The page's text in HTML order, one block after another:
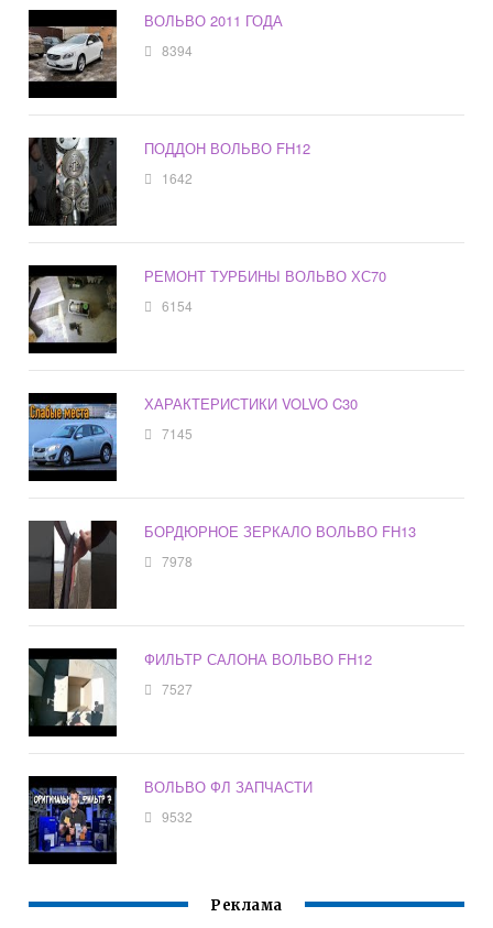
ВОЛЬВО 2011 ГОДА
8394
ПОДДОН ВОЛЬВО FH12
1642
РЕМОНТ ТУРБИНЫ ВОЛЬВО ХС70
6154
ХАРАКТЕРИСТИКИ VOLVO C30
7145
БОРДЮРНОЕ ЗЕРКАЛО ВОЛЬВО FH13
7978
ФИЛЬТР САЛОНА ВОЛЬВО FH12
7527
ВОЛЬВО ФЛ ЗАПЧАСТИ
9532
Реклама